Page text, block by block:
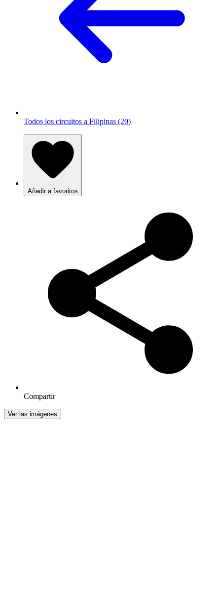
Todos los circuitos a Filipinas (20)
Añadir a favoritos
Compartir
Ver las imágenes